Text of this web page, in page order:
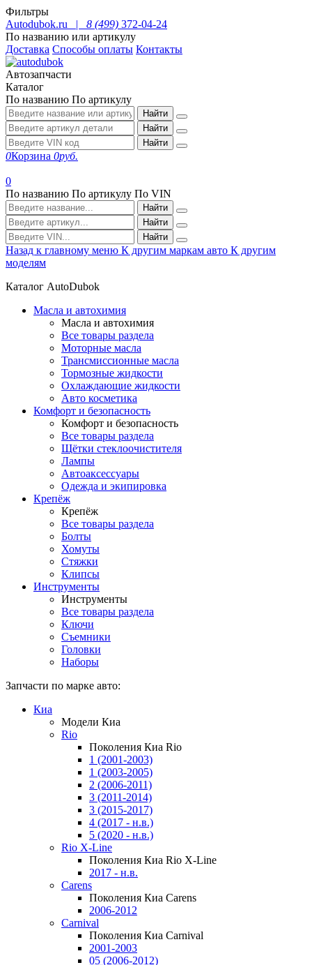
Фильтры
Autodubok.ru |
8 (499) 372-04-24
По названию или артикулу
Доставка Способы оплаты Контакты
Автозапчасти
Каталог
По названию По артикулу
Найти
Найти
Найти
0Корзина 0руб.
0
По названию По артикулу По VIN
Найти
Найти
Найти
Назад к главному меню К другим маркам авто К другим
моделям
Каталог AutoDubok
Масла и автохимия
Масла и автохимия
Все товары раздела
Моторные масла
Трансмиссионные масла
Тормозные жидкости
Охлаждающие жидкости
Авто косметика
Комфорт и безопасность
Комфорт и безопасность
Все товары раздела
Щётки стеклоочистителя
Лампы
Автоаксессуары
Одежда и экипировка
Крепёж
Крепёж
Все товары раздела
Болты
Хомуты
Стяжки
Клипсы
Инструменты
Инструменты
Все товары раздела
Ключи
Съемники
Головки
Наборы
Запчасти по марке авто:
Киа
Модели Киа
Rio
Поколения Киа Rio
1 (2001-2003)
1 (2003-2005)
2 (2006-2011)
3 (2011-2014)
3 (2015-2017)
4 (2017 - н.в.)
5 (2020 - н.в.)
Rio X-Line
Поколения Киа Rio X-Line
2017 - н.в.
Carens
Поколения Киа Carens
2006-2012
Carnival
Поколения Киа Carnival
2001-2003
05 (2006-2012)